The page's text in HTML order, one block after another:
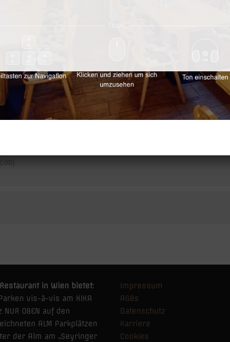
„all u can eat“ NUR 28,00 € Pro Person !!!
Beilagen Knödel Kraut, Wedges, Saucen Jour Gebäck
und Powidltascherl in Butterbröseln
Restaurant in Wien bietet:
vis-à-vis am KIKA
NUR OBEN auf den
ALM Parkplätzen
der Alm am „Seyringer
Impressum
AGBs
Datenschutz
Karriere
Cookies